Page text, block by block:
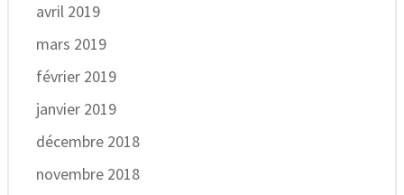
avril 2019
mars 2019
février 2019
janvier 2019
décembre 2018
novembre 2018